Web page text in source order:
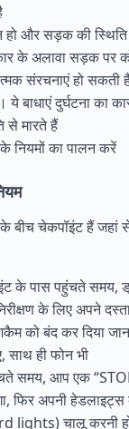
और सड़क की स्थिति
के अलावा सड़क पर
संरचनाएं हो सकती
बाधाएं दुर्घटना का
से मारते हैं
नियमों का पालन करें
बीच चेकपॉइंट हैं जहां
पास पहुंचते समय,
के लिए अपने
को बंद कर दिया
साथ ही फोन भी
समय, आप एक
फिर अपनी हेडलाइट्स
lights) चालू करनी